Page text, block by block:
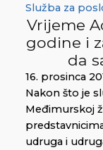
Služba za
Vrijeme
godine i
da
16. prosinca
Nakon što je
Međimurskoj
udruga i